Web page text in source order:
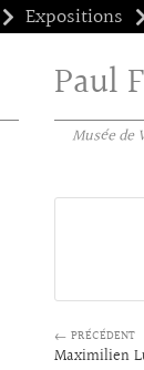
Expositions
Paul
Musée de
← PRÉCÉDENT
Maximilien